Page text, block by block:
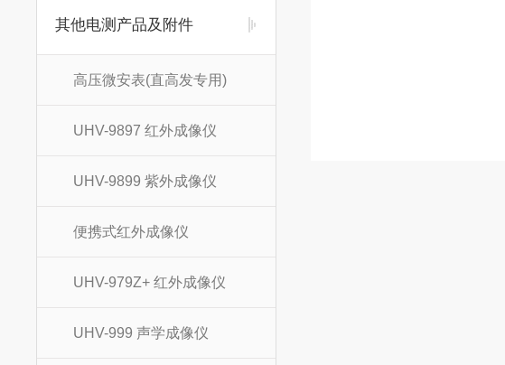
其他电测产品及附件
高压微安表(直高发专用)
UHV-9897 红外成像仪
UHV-9899 紫外成像仪
便携式红外成像仪
UHV-979Z+ 红外成像仪
UHV-999 声学成像仪